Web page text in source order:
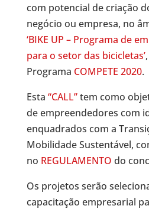
com potencial de criação
negócio ou empresa, no
‘BIKE UP – Programa de
para o setor das bicicletas’
Programa COMPETE 2020.
Esta “CALL”tem como
de empreendedores com
enquadrados com a
Mobilidade Sustentável,
no REGULAMENTO do
Os projetos serão
capacitação empresarial